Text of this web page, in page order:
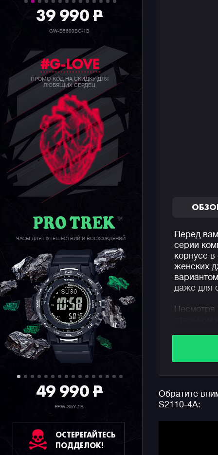
39 990P
GW-B5600BC-1B
#G-LOVE
ПРОМО-КОД НА СКИДКУ ДЛЯ
ЛЮБЯЩИХ СЕРДЕЦ
ЧАСЫ ДЛЯ ПУТЕШЕСТВИЙ И ВОСХОЖДЕНИЙ
49 990P
PRW-35Y-1B
ОСТЕРЕГАЙТЕСЬ
ПОДДЕЛОК!
Перед
серии
корпусе
женских
даже для
Несмотря
что
Часы
Обратите
S2110-4A: